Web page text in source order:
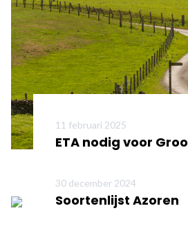
11 februari 2025
ETA nodig voor
30 december 2024
Soortenlijst Azoren